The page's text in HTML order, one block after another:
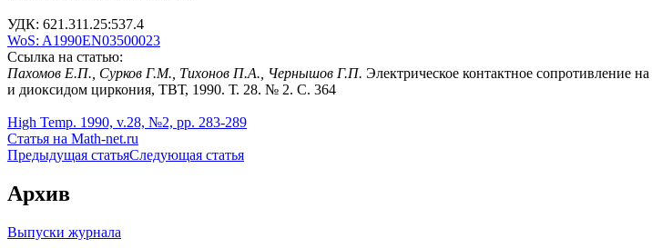
УДК: 621.311.25:537.4
WoS: A1990EN03500023
Ссылка на статью:
Пахомов Е.П., Сурков Г.М., Тихонов П.А., Чернышов Г.П. Электрическое контактное сопротивление
и диоксидом циркония, ТВТ, 1990. Т. 28. № 2. С. 364
High Temp. 1990, v.28, №2, pp. 283-289
Статья на Math-net.ru
Предыдущая статьяСледующая статья
Архив
Выпуски журнала